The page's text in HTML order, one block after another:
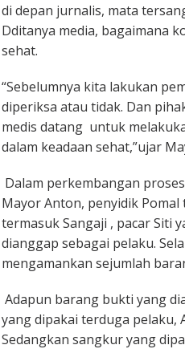
di depan jurnalis, mata
Dditanya media, bagaimana
sehat.
“Sebelumnya kita lakukan
diperiksa atau tidak. Dan
medis datang untuk
dalam keadaan sehat,”ujar
Dalam perkembangan
Mayor Anton, penyidik
termasuk Sangaji , pacar Siti
dianggap sebagai pelaku.
mengamankan sejumlah
Adapun barang bukti yang
yang dipakai terduga pelaku,
Sedangkan sangkur yang